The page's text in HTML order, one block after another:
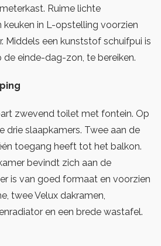
Ruime lichte
in L-opstelling voorzien
Middels een kunststof schuifpui is
einde-dag-zon, te bereiken.
zwevend toilet met fontein. Op
drie slaapkamers. Twee aan de
toegang heeft tot het balkon.
bevindt zich aan de
is van goed formaat en voorzien
twee Velux dakramen,
en een brede wastafel.